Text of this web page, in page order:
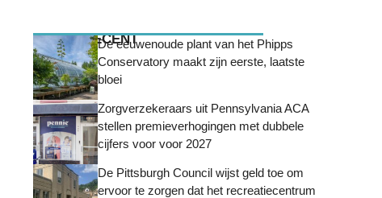
MEEST RECENTDe eeuwenoude plant van het Phipps
Conservatory maakt zijn eerste, laatste
bloei
Zorgverzekeraars uit Pennsylvania ACA
stellen premieverhogingen met dubbele
cijfers voor voor 2027
De Pittsburgh Council wijst geld toe om
ervoor te zorgen dat het recreatiecentrum